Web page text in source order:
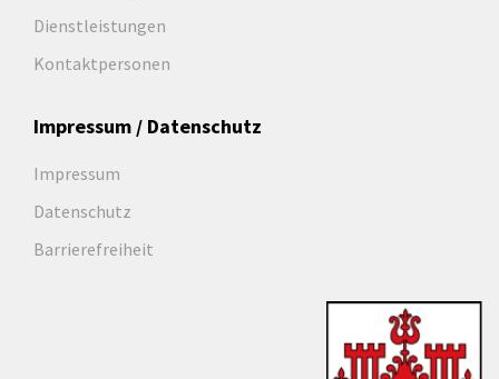
Dienstleistungen
Kontaktpersonen
Impressum / Datenschutz
Impressum
Datenschutz
Barrierefreiheit